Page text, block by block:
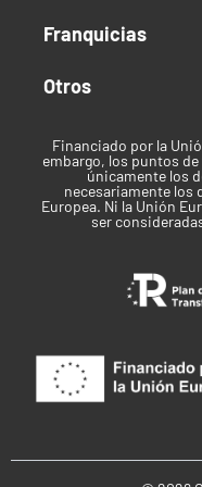
Exterior
Mes de Cosecha:
Altura:
100-140 cm
Clima:Cálido /
Tipo de semilla
Índica / Sativa
Uso
Clima
Franquicias
Otros
Financiado por la
embargo, los puntos
únicamente los
necesariamente los
Europea. Ni la Unión
ser